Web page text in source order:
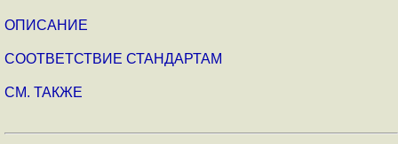
ОПИСАНИЕ
СООТВЕТСТВИЕ СТАНДАРТАМ
СМ. ТАКЖЕ